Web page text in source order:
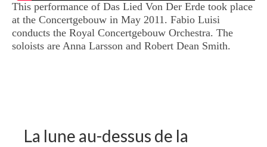
This performance of Das Lied Von Der Erde took place
at the Concertgebouw in May 2011. Fabio Luisi
conducts the Royal Concertgebouw Orchestra. The
soloists are Anna Larsson and Robert Dean Smith.
La lune au-dessus de la